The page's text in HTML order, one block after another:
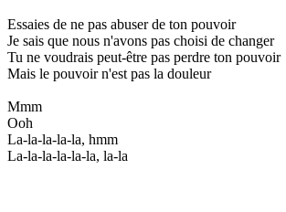
Essaies de ne pas abuser de ton pouvoir
Je sais que nous n'avons pas choisi de changer
Tu ne voudrais peut-être pas perdre ton pouvoir
Mais le pouvoir n'est pas la douleur
Mmm
Ooh
La-la-la-la-la, hmm
La-la-la-la-la-la, la-la